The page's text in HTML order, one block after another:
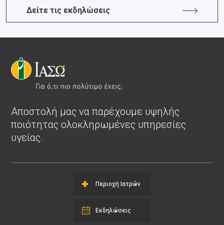
Δείτε τις εκδηλώσεις
Αποστολή μας να παρέχουμε υψηλής
ποιότητας ολοκληρωμένες υπηρεσίες
υγείας.
Περιοχή Ιατρών
Εκδηλώσεις